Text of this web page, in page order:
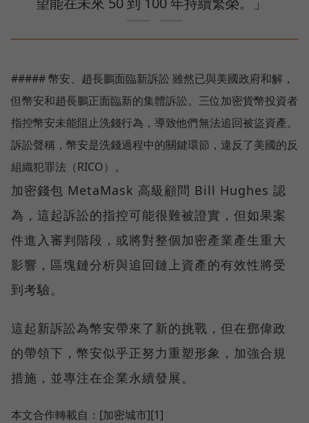
##### 幣安、趙長鵬面臨新訴訟 雖然已與美國政府和解，
但幣安和趙長鵬正面臨新的集體訴訟。三位加密貨幣投資者
指控幣安未能阻止洗錢行為，導致他們無法追回被盜資產。
訴訟聲稱，幣安是洗錢過程中的關鍵環節，違反了美國的反
組織犯罪法（RICO）。
加密錢包 MetaMask 高級顧問 Bill Hughes 認
為，這起訴訟的指控可能很難被證實，但如果案
件進入審判階段，或將對整個加密產業產生重大
影響，區塊鏈分析與追回鏈上資產的有效性將受
到考驗。
這起新訴訟為幣安帶來了新的挑戰，但在鄧偉政
的帶領下，幣安似乎正努力重塑形象，加強合規
措施，並專注在企業永續發展。
本文合作轉載自：[加密城市][1]